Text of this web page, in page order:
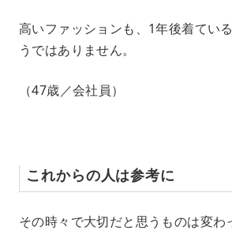
高いファッションも、1年後着てい
うではありません。
（47歳／会社員）
これからの人は参考に
その時々で大切だと思うものは変わ